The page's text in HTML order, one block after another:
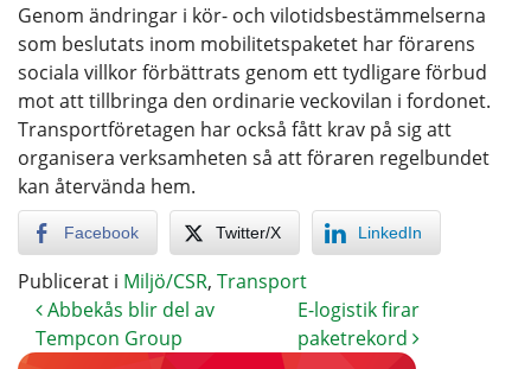
Genom ändringar i kör- och vilotidsbestämmelserna
som beslutats inom mobilitetspaketet har förarens
sociala villkor förbättrats genom ett tydligare förbud
mot att tillbringa den ordinarie veckovilan i fordonet.
Transportföretagen har också fått krav på sig att
organisera verksamheten så att föraren regelbundet
kan återvända hem.
Facebook Twitter/X LinkedIn
Publicerat i Miljö/CSR, Transport
Abbekås blir del av
Tempcon Group
E-logistik firar
paketrekord